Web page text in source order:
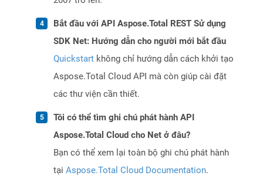
Bắt đầu với API Aspose.Total REST Sử dụng
SDK Net: Hướng dẫn cho người mới bắt đầu
Quickstart không chỉ hướng dẫn cách khởi tạo
Aspose.Total Cloud API mà còn giúp cài đặt
các thư viện cần thiết.
Tôi có thể tìm ghi chú phát hành API
Aspose.Total Cloud cho Net ở đâu?
Bạn có thể xem lại toàn bộ ghi chú phát hành
tại Aspose.Total Cloud Documentation.